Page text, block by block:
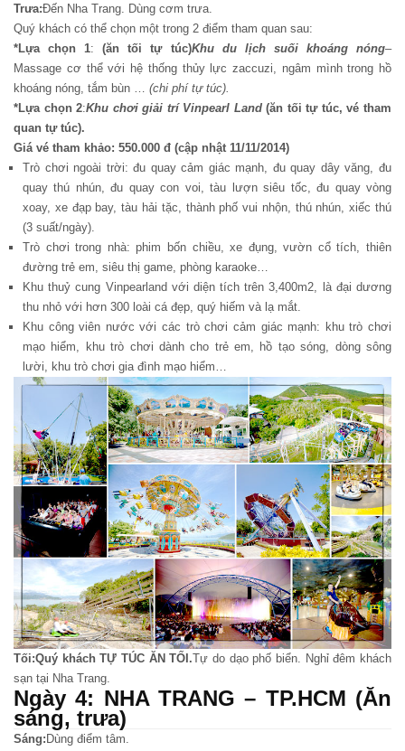
Trưa:Đến Nha Trang. Dùng cơm trưa.
Quý khách có thể chọn một trong 2 điểm tham quan sau:
*Lựa chọn 1:(ăn tối tự túc)Khu du lịch suối khoáng nóng–
Massage cơ thể với hệ thống thủy lực zaccuzi, ngâm mình trong hồ
khoáng nóng, tắm bùn … (chi phí tự túc).
*Lựa chọn 2:Khu chơi giải trí Vinpearl Land(ăn tối tự túc, vé tham
quan tự túc).
Giá vé tham khảo: 550.000 đ (cập nhật 11/11/2014)
Trò chơi ngoài trời: đu quay cảm giác mạnh, đu quay dây văng, đu
quay thú nhún, đu quay con voi, tàu lượn siêu tốc, đu quay vòng
xoay, xe đạp bay, tàu hải tặc, thành phố vui nhộn, thú nhún, xiếc thú
(3 suất/ngày).
Trò chơi trong nhà: phim bốn chiều, xe đụng, vườn cổ tích, thiên
đường trẻ em, siêu thị game, phòng karaoke…
Khu thuỷ cung Vinpearland với diện tích trên 3,400m2, là đại dương
thu nhỏ với hơn 300 loài cá đẹp, quý hiếm và lạ mắt.
Khu công viên nước với các trò chơi cảm giác mạnh: khu trò chơi
mạo hiểm, khu trò chơi dành cho trẻ em, hồ tạo sóng, dòng sông
lười, khu trò chơi gia đình mạo hiểm…
Tối:Quý khách TỰ TÚC ĂN TỐI.Tự do dạo phố biển. Nghỉ đêm khách
sạn tại Nha Trang.
Ngày 4: NHA TRANG – TP.HCM (Ăn
sáng, trưa)
Sáng: Dùng điểm tâm.